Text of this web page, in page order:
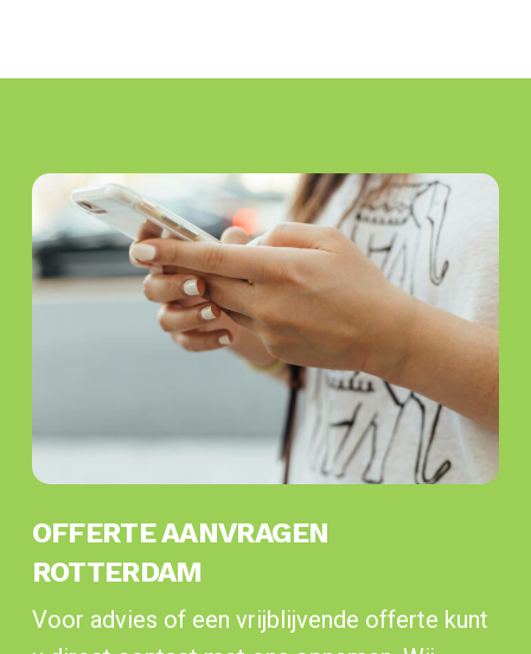
OFFERTE AANVRAGEN
ROTTERDAM
Voor advies of een vrijblijvende offerte kunt